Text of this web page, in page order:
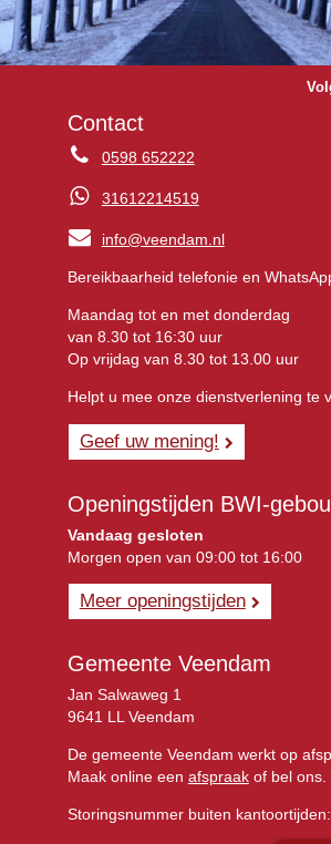
Contact
0598 652222
31612214519
info@veendam.nl
Bereikbaarheid telefonie en
Maandag tot en met donderdag
van 8.30 tot 16:30 uur
Op vrijdag van 8.30 tot 13.00 uur
Helpt u mee onze dienstverlening te
Geef uw mening!
Openingstijden BWI-
Vandaag gesloten
Morgen open van 09:00 tot 16:00
Meer openingstijden
Gemeente Veendam
Jan Salwaweg 1
9641 LL Veendam
De gemeente Veendam werkt op
Maak online een afspraakof bel ons.
Storingsnummer buiten kantoortijden: